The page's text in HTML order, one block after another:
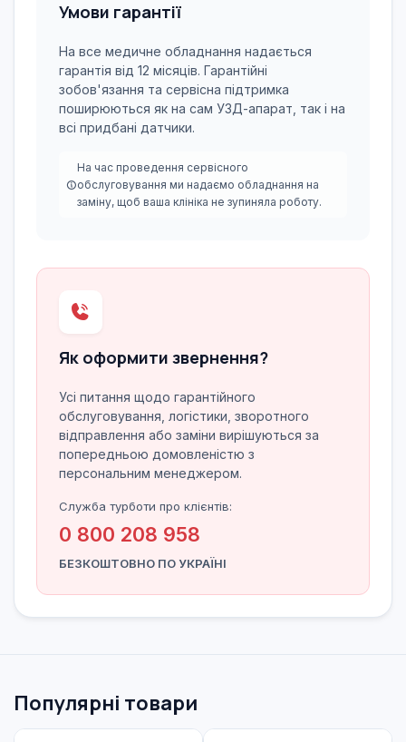
Умови гарантії
На все медичне обладнання надається
гарантія від 12 місяців. Гарантійні
зобов'язання та сервісна підтримка
поширюються як на сам УЗД-апарат, так і на
всі придбані датчики.
На час проведення сервісного
обслуговування ми надаємо обладнання на
заміну, щоб ваша клініка не зупиняла роботу.
Як оформити звернення?
Усі питання щодо гарантійного
обслуговування, логістики, зворотного
відправлення або заміни вирішуються за
попередньою домовленістю з
персональним менеджером.
Служба турботи про клієнтів:
0 800 208 958
БЕЗКОШТОВНО ПО УКРАЇНІ
Популярні товари